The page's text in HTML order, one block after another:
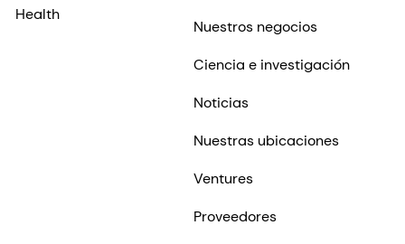
Health
Nuestros negocios
Ciencia e investigación
Noticias
Nuestras ubicaciones
Ventures
Proveedores